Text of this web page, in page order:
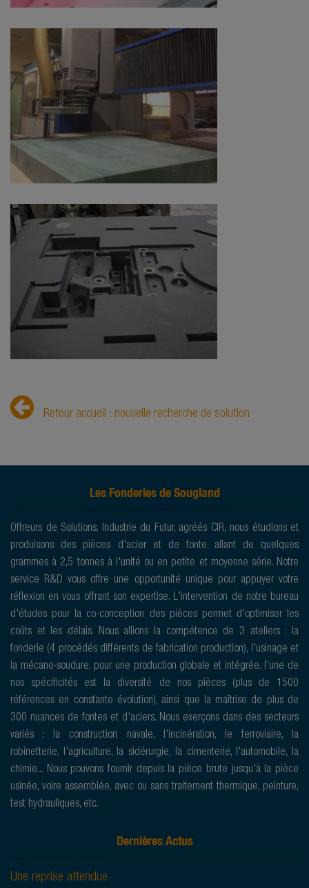
Retour accueil : nouvelle recherche de solution
Les Fonderies de Sougland
Offreurs de Solutions, Industrie du Futur, agréés CIR, nous étudions et
produisons des pièces d'acier et de fonte allant de quelques
grammes à 2,5 tonnes à l'unité ou en petite et moyenne série. Notre
service R&D vous offre une opportunité unique pour appuyer votre
réflexion en vous offrant son expertise. L'intervention de notre bureau
d'études pour la co-conception des pièces permet d'optimiser les
coûts et les délais. Nous allions la compétence de 3 ateliers : la
fonderie (4 procédés différents de fabrication production), l'usinage et
la mécano-soudure, pour une production globale et intégrée. l'une de
nos spécificités est la diversité de nos pièces (plus de 1500
références en constante évolution), ainsi que la maîtrise de plus de
300 nuances de fontes et d’aciers. Nous exerçons dans des secteurs
variés : la construction navale, l'incinération, le ferroviaire, la
robinetterie, l'agriculture, la sidérurgie, la cimenterie, l'automobile, la
chimie... Nous pouvons fournir depuis la pièce brute jusqu'à la pièce
usinée, voire assemblée, avec ou sans traitement thermique, peinture,
test hydrauliques, etc.
Dernières Actus
Une reprise attendue